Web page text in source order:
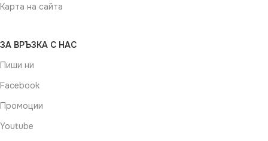
Карта на сайта
ЗА ВРЪЗКА С НАС
Пиши ни
Facebook
Промоции
Youtube